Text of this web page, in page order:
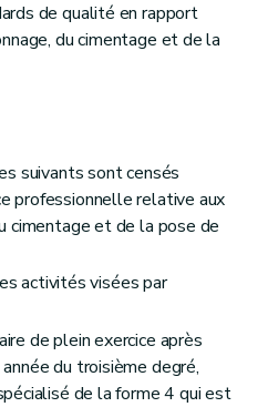
de qualité en rapport
du cimentage et de la
suivants sont censés
professionnelle relative aux
cimentage et de la pose de
activités visées par
de plein exercice après
du troisième degré,
de la forme 4 qui est